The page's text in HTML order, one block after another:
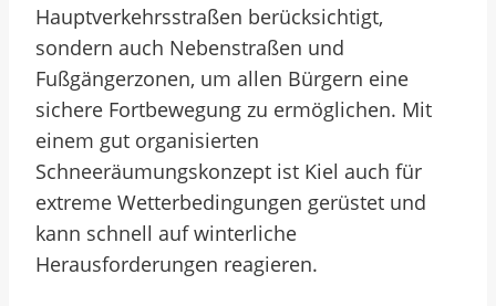
Hauptverkehrsstraßen berücksichtigt,
sondern auch Nebenstraßen und
Fußgängerzonen, um allen Bürgern eine
sichere Fortbewegung zu ermöglichen. Mit
einem gut organisierten
Schneeräumungskonzept ist Kiel auch für
extreme Wetterbedingungen gerüstet und
kann schnell auf winterliche
Herausforderungen reagieren.